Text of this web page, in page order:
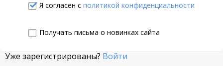
Я согласен с политикой конфиденциальности
Получать письма о новинках сайта
Уже зарегистрированы? Войти